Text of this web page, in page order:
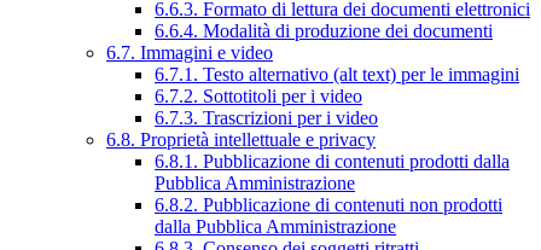
6.6.3. Formato di lettura dei documenti elettronici
6.6.4. Modalità di produzione dei documenti
6.7. Immagini e video
6.7.1. Testo alternativo (alt text) per le immagini
6.7.2. Sottotitoli per i video
6.7.3. Trascrizioni per i video
6.8. Proprietà intellettuale e privacy
6.8.1. Pubblicazione di contenuti prodotti dalla
Pubblica Amministrazione
6.8.2. Pubblicazione di contenuti non prodotti
dalla Pubblica Amministrazione